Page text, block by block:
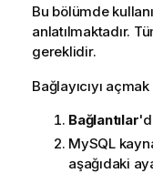
Bu bölümde
anlatılmaktadır.
gereklidir.
Bağlayıcıyı
Bağlantılar
MySQL
aşağıdaki